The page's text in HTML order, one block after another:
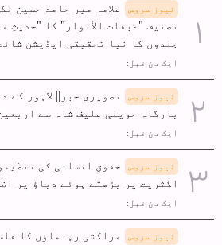
نیوز سروس
علامہ میر حامد حسین
تصنیف "عبقات الأنوار" کا "حدیثِ
جلدوں کا نیا تحقیقی ایڈیشن
ایک دن قبل:
نیوز سروس
تصویری خبر|| لاہور کے
بارگاہ حویلی علیف شاہ سے
ایک دن قبل:
نیوز سروس
حقوقِ انسانی کی
اکثریت پر بڑھتے ہوئے دباؤ پر
ایک دن قبل:
نیوز سروس
مراکشی رہنماؤں کا